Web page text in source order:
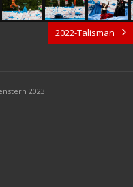
2022-Talisman
2023